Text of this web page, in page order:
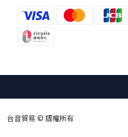
台音貿易 © 版權所有